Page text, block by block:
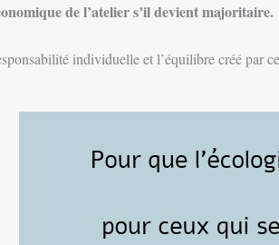
de l’atelier s’il devient majoritaire.
individuelle et l’équilibre créé par